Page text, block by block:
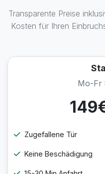
Transparente Preise
Kosten für Ihren
Mo-Fr
Zugefallene Tür
Keine Beschädigung